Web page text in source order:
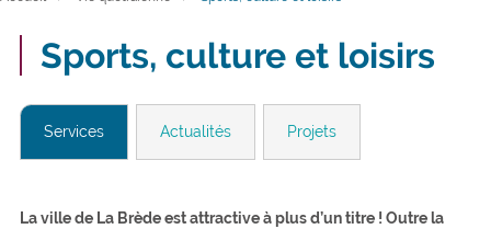
Sports, culture et loisirs
Services Actualités Projets
La ville de La Brède est attractive à plus d’un titre ! Outre la